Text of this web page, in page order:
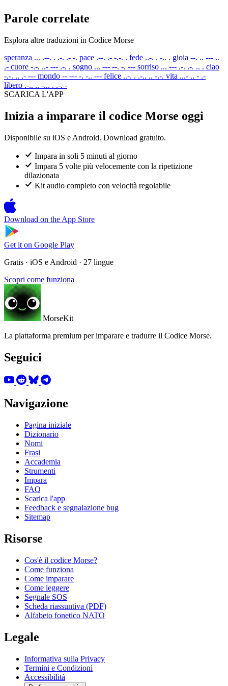
Parole correlate
Esplora altre traduzioni in Codice Morse
speranza ... .--. . .-. .- -. pace .--. .- -.-. . fede ..-. . -.. . gioia --. .. --- ..
.- cuore -.-. ..- --- .-. . sogno ... --- --. -. --- sorriso ... --- .-. .-. .. . ciao
-.-. .. .- --- mondo -- --- -. -.. --- felice ..-. . .-.. .. -.-. vita ...- .. - .-
libero .-.. .. -... . .-. -
SCARICA L'APP
Inizia a imparare il codice Morse oggi
Disponibile su iOS e Android. Download gratuito.
Impara in soli 5 minuti al giorno
Impara 5 volte più velocemente con la ripetizione
dilazionata
Kit audio completo con velocità regolabile
Download on the App Store
Get it on Google Play
Gratis · iOS e Android · 27 lingue
Scopri come funziona
MorseKit
La piattaforma premium per imparare e tradurre il Codice Morse.
Seguici
Navigazione
Pagina iniziale
Dizionario
Nomi
Frasi
Accademia
Strumenti
Impara
FAQ
Scarica l'app
Feedback e segnalazione bug
Sitemap
Risorse
Cos'è il codice Morse?
Come funziona
Come imparare
Come leggere
Segnale SOS
Scheda riassuntiva (PDF)
Alfabeto fonetico NATO
Legale
Informativa sulla Privacy
Termini e Condizioni
Accessibilità